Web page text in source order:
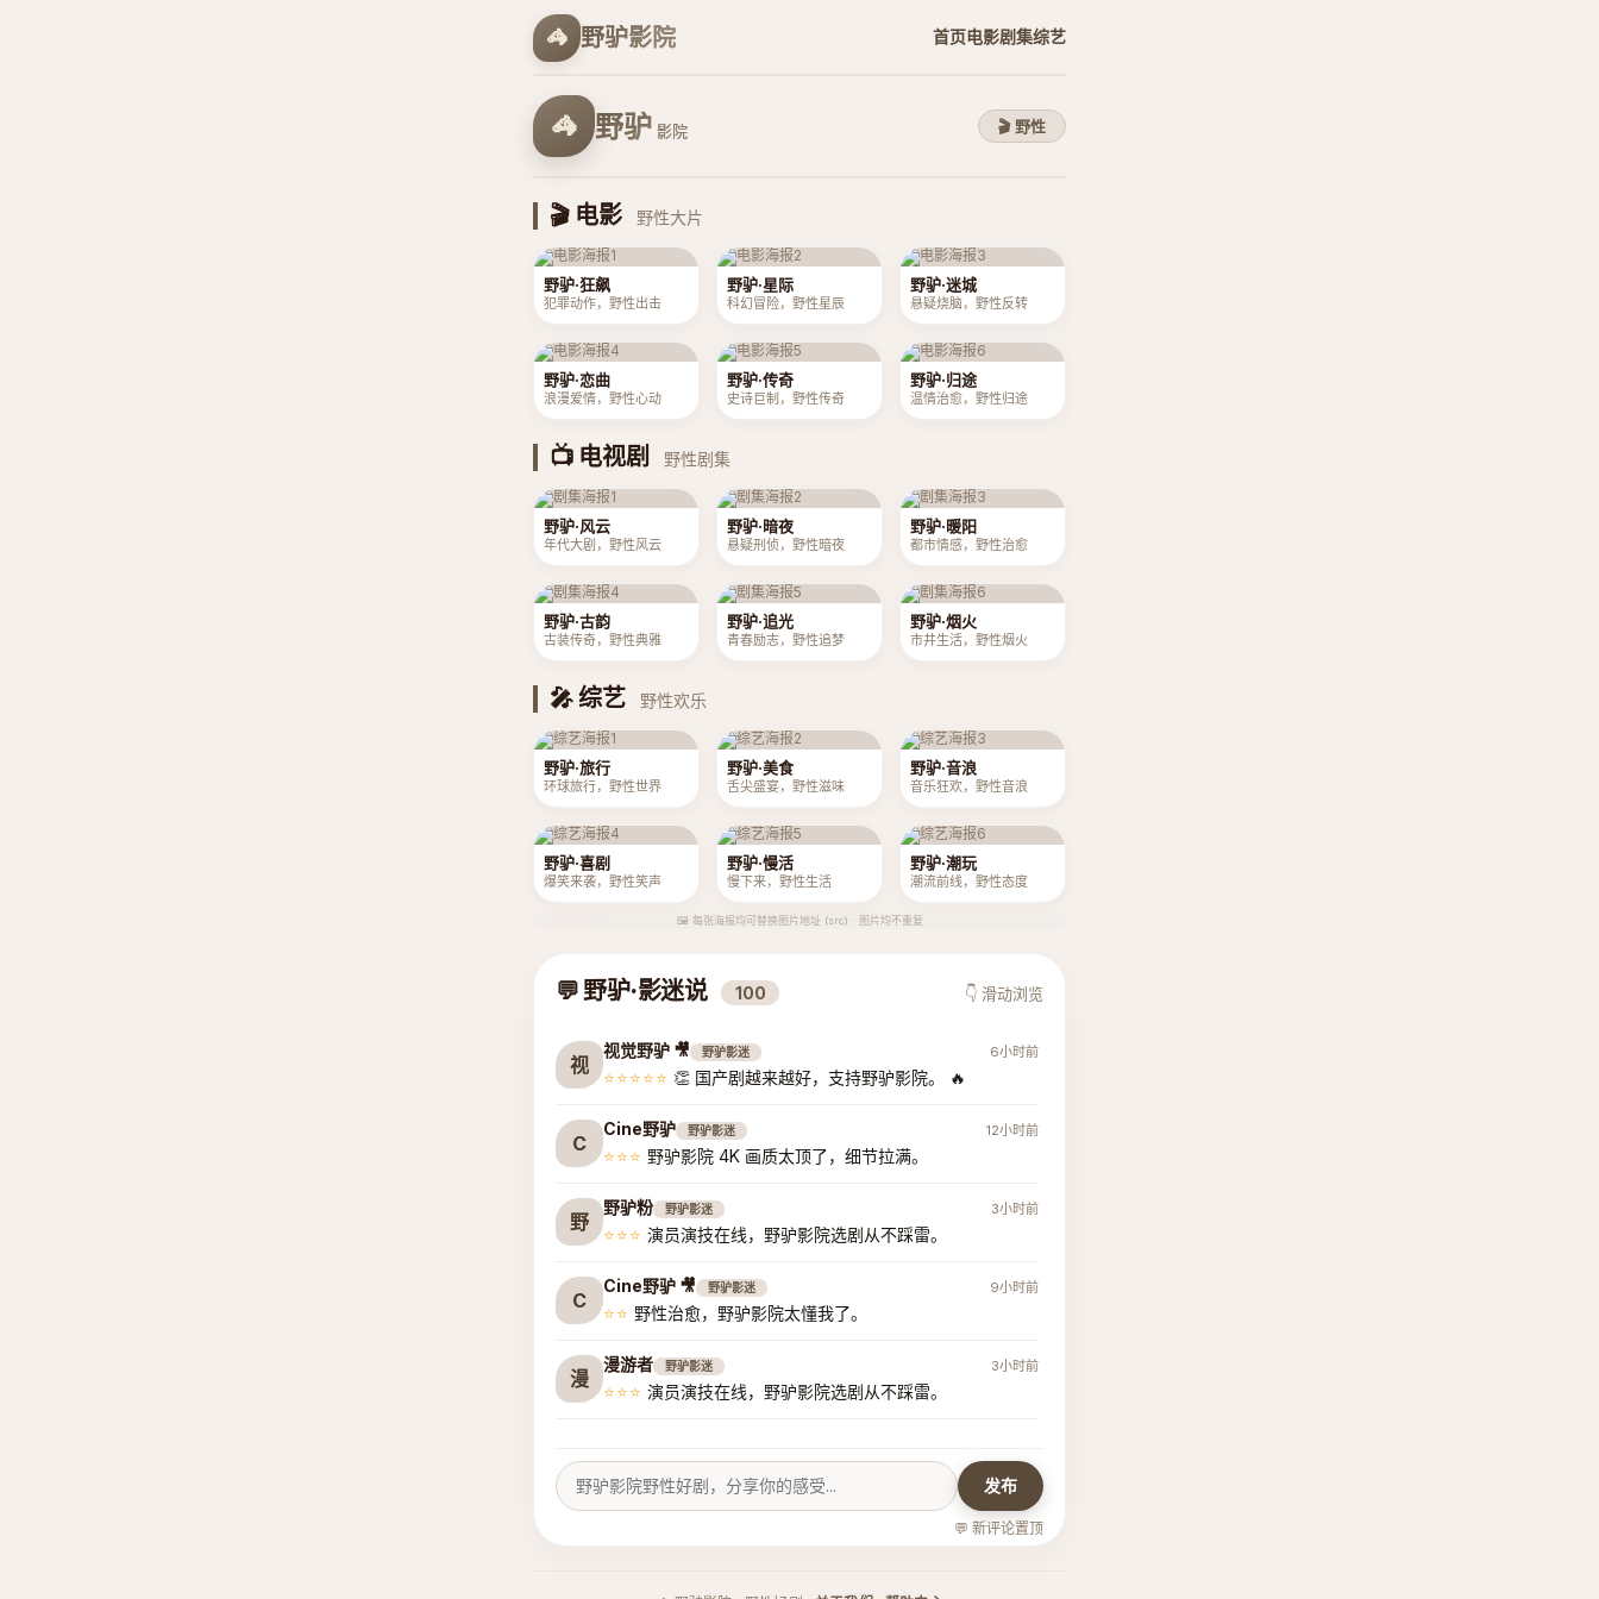
🦓 野驴影院 首页电影剧集综艺
🦓 野驴 影院 🎬 野性
🎬 电影 野性大片
野驴·狂飙
犯罪动作，野性出击
野驴·星际
科幻冒险，野性星辰
野驴·迷城
悬疑烧脑，野性反转
野驴·恋曲
浪漫爱情，野性心动
野驴·传奇
史诗巨制，野性传奇
野驴·归途
温情治愈，野性归途
📺 电视剧 野性剧集
野驴·风云
年代大剧，野性风云
野驴·暗夜
悬疑刑侦，野性暗夜
野驴·暖阳
都市情感，野性治愈
野驴·古韵
古装传奇，野性典雅
野驴·追光
青春励志，野性追梦
野驴·烟火
市井生活，野性烟火
🎤 综艺 野性欢乐
野驴·旅行
环球旅行，野性世界
野驴·美食
舌尖盛宴，野性滋味
野驴·音浪
音乐狂欢，野性音浪
野驴·喜剧
爆笑来袭，野性笑声
野驴·慢活
慢下来，野性生活
野驴·潮玩
潮流前线，野性态度
🖼️ 每张海报均可替换图片地址 (src) · 图片均不重复
💬 野驴·影迷说 100 👇 滑动浏览
视
视觉野驴 🎥 野驴影迷 6小时前
⭐⭐⭐⭐⭐ 👏 国产剧越来越好，支持野驴影院。 🔥
C
Cine野驴 野驴影迷 12小时前
⭐⭐⭐ 野驴影院 4K 画质太顶了，细节拉满。
野
野驴粉 野驴影迷 3小时前
⭐⭐⭐ 演员演技在线，野驴影院选剧从不踩雷。
C
Cine野驴 🎥 野驴影迷 9小时前
⭐⭐ 野性治愈，野驴影院太懂我了。
漫
漫游者 野驴影迷 3小时前
⭐⭐⭐ 演员演技在线，野驴影院选剧从不踩雷。
剧
野驴影院 HDR 效果让画面更生动。 🔥
5小时前
⭐⭐⭐经典永不过时，在野驴影院重温美好。
发布
💬 新评论置顶